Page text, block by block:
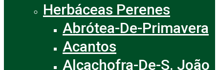
Herbáceas Perenes
Abrótea-De-Primavera
Acantos
Alcachofra-De-S. João